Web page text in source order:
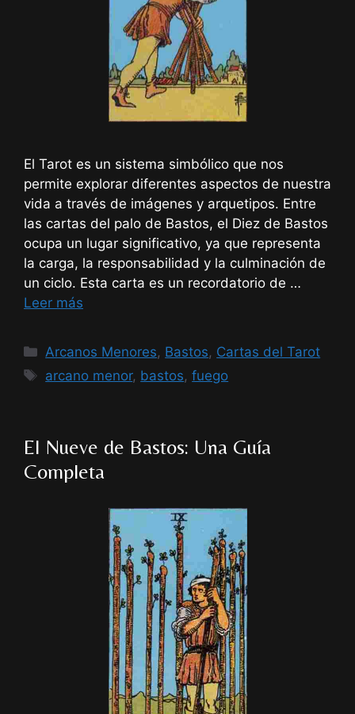
El Tarot es un sistema simbólico que nos
permite explorar diferentes aspectos de nuestra
vida a través de imágenes y arquetipos. Entre
las cartas del palo de Bastos, el Diez de Bastos
ocupa un lugar significativo, ya que representa
la carga, la responsabilidad y la culminación de
un ciclo. Esta carta es un recordatorio de …
Leer más
Categorías
Arcanos Menores, Bastos, Cartas del Tarot
Etiquetas
arcano menor, bastos,fuego
El Nueve de Bastos: Una Guía
Completa